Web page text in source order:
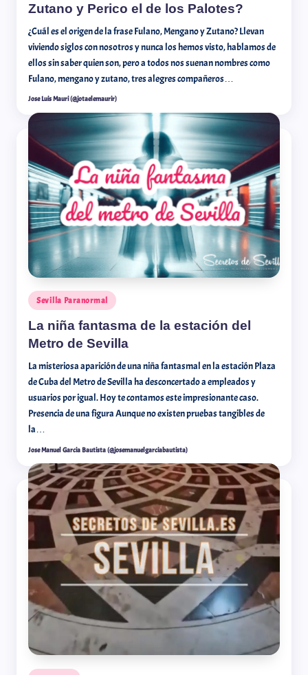
Zutano y Perico el de los Palotes?
¿Cuál es el origen de la frase Fulano, Mengano y Zutano? Llevan
viviendo siglos con nosotros y nunca los hemos visto, hablamos de
ellos sin saber quien son, pero a todos nos suenan nombres como
Fulano, mengano y zutano, tres alegres compañeros…
Jose Luis Mauri (@jotaelemaurir)
Sevilla Paranormal
La niña fantasma de la estación del
Metro de Sevilla
La misteriosa aparición de una niña fantasmal en la estación Plaza
de Cuba del Metro de Sevilla ha desconcertado a empleados y
usuarios por igual. Hoy te contamos este impresionante caso.
Presencia de una figura Aunque no existen pruebas tangibles de
la…
Jose Manuel Garcia Bautista (@josemanuelgarciabautista)